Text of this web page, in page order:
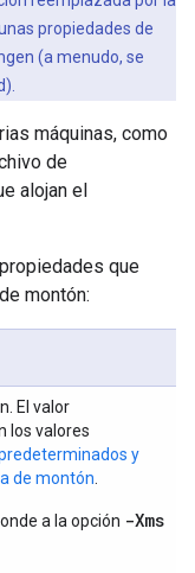
propiedades de
(a menudo, se
máquinas, como
de
alojan el
que
montón:
El valor
los valores
y
de montón
a la opción -Xms